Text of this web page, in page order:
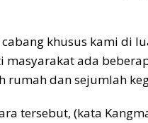
cabang khusus kami di
masyarakat ada
rumah dan sejumlah
tersebut, (kata